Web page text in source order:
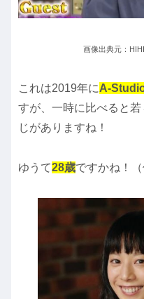
画像出典元：
これは2019年にA-
すが、一時に比べると
じがありますね！
ゆうて28歳ですかね！（